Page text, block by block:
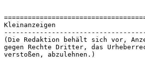
Kleinanzeigen
(Die Redaktion behält sich vor,
gegen Rechte Dritter, das
verstoßen, abzulehnen.)